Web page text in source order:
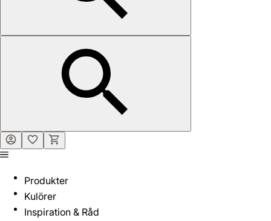
Produkter
Kulörer
Inspiration & Råd